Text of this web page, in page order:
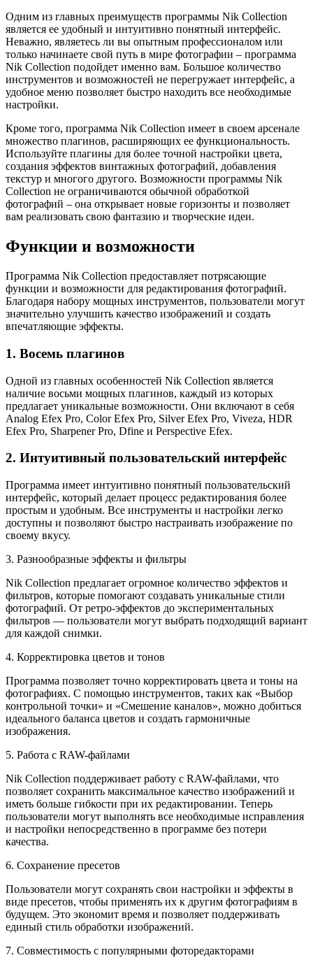
Одним из главных преимуществ программы Nik Collection
является ее удобный и интуитивно понятный интерфейс.
Неважно, являетесь ли вы опытным профессионалом или
только начинаете свой путь в мире фотографии – программа
Nik Collection подойдет именно вам. Большое количество
инструментов и возможностей не перегружает интерфейс, а
удобное меню позволяет быстро находить все необходимые
настройки.
Кроме того, программа Nik Collection имеет в своем арсенале
множество плагинов, расширяющих ее функциональность.
Используйте плагины для более точной настройки цвета,
создания эффектов винтажных фотографий, добавления
текстур и многого другого. Возможности программы Nik
Collection не ограничиваются обычной обработкой
фотографий – она открывает новые горизонты и позволяет
вам реализовать свою фантазию и творческие идеи.
Функции и возможности
Программа Nik Collection предоставляет потрясающие
функции и возможности для редактирования фотографий.
Благодаря набору мощных инструментов, пользователи могут
значительно улучшить качество изображений и создать
впечатляющие эффекты.
1. Восемь плагинов
Одной из главных особенностей Nik Collection является
наличие восьми мощных плагинов, каждый из которых
предлагает уникальные возможности. Они включают в себя
Analog Efex Pro, Color Efex Pro, Silver Efex Pro, Viveza, HDR
Efex Pro, Sharpener Pro, Dfine и Perspective Efex.
2. Интуитивный пользовательский интерфейс
Программа имеет интуитивно понятный пользовательский
интерфейс, который делает процесс редактирования более
простым и удобным. Все инструменты и настройки легко
доступны и позволяют быстро настраивать изображение по
своему вкусу.
3. Разнообразные эффекты и фильтры
Nik Collection предлагает огромное количество эффектов и
фильтров, которые помогают создавать уникальные стили
фотографий. От ретро-эффектов до экспериментальных
фильтров — пользователи могут выбрать подходящий вариант
для каждой снимки.
4. Корректировка цветов и тонов
Программа позволяет точно корректировать цвета и тоны на
фотографиях. С помощью инструментов, таких как «Выбор
контрольной точки» и «Смешение каналов», можно добиться
идеального баланса цветов и создать гармоничные
изображения.
5. Работа с RAW-файлами
Nik Collection поддерживает работу с RAW-файлами, что
позволяет сохранить максимальное качество изображений и
иметь больше гибкости при их редактировании. Теперь
пользователи могут выполнять все необходимые исправления
и настройки непосредственно в программе без потери
качества.
6. Сохранение пресетов
Пользователи могут сохранять свои настройки и эффекты в
виде пресетов, чтобы применять их к другим фотографиям в
будущем. Это экономит время и позволяет поддерживать
единый стиль обработки изображений.
7. Совместимость с популярными фоторедакторами